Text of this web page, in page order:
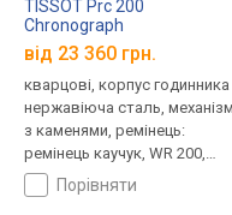
TISSOT Prc 200
Chronograph
T114.417.17.057.00
від 23 360 грн.
кварцові, корпус годинника
нержавіюча сталь, механізм
з каменями, ремінець:
ремінець каучук, WR 200,
Швейцаріяпорівняти